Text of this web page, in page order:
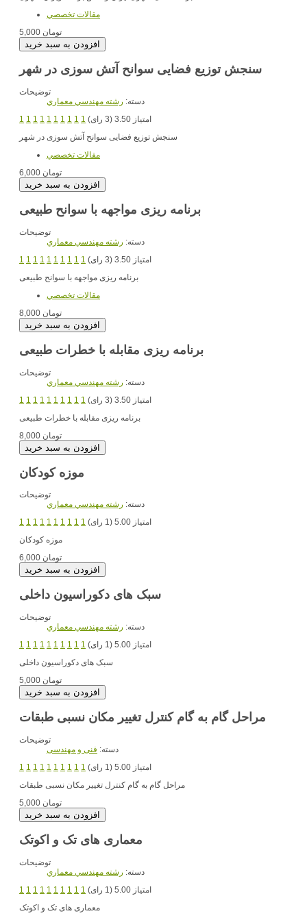
مقالات تخصصي
5,000 تومان
سنجش توزیع فضایی سوانح آتش سوزی در شهر
توضیحات
دسته: رشته مهندسي معماري
1 1 1 1 1 1 1 1 1 1
امتیاز 3.50 (3 رای)
مقالات تخصصي
6,000 تومان
برنامه ریزی مواجهه با سوانح طبیعی
توضیحات
دسته: رشته مهندسي معماري
1 1 1 1 1 1 1 1 1 1
امتیاز 3.50 (3 رای)
مقالات تخصصي
8,000 تومان
برنامه ریزی مقابله با خطرات طبیعی
توضیحات
دسته: رشته مهندسي معماري
1 1 1 1 1 1 1 1 1 1
امتیاز 3.50 (3 رای)
برنامه ریزی مقابله با خطرات طبیعی
8,000 تومان
موزه کودکان
توضیحات
دسته: رشته مهندسي معماري
1 1 1 1 1 1 1 1 1 1
امتیاز 5.00 (1 رای)
6,000 تومان
سبک های دکوراسیون داخلی
توضیحات
دسته: رشته مهندسي معماري
1 1 1 1 1 1 1 1 1 1
امتیاز 5.00 (1 رای)
5,000 تومان
مراحل گام به گام کنترل تغییر مکان نسبی طبقات
توضیحات
دسته: فنی و مهندسی
1 1 1 1 1 1 1 1 1 1
امتیاز 5.00 (1 رای)
5,000 تومان
معماری های تک و اکوتک
توضیحات
دسته: رشته مهندسي معماري
1 1 1 1 1 1 1 1 1 1
امتیاز 5.00 (1 رای)
معماری های تک و اکوتک